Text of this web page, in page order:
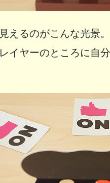
えるのがこんな光景
イヤーのところに自